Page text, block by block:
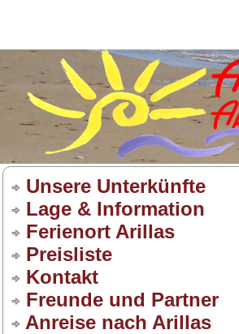
Unsere Unterkünfte
Lage & Information
Ferienort Arillas
Preisliste
Kontakt
Freunde und Partner
Anreise nach Arillas